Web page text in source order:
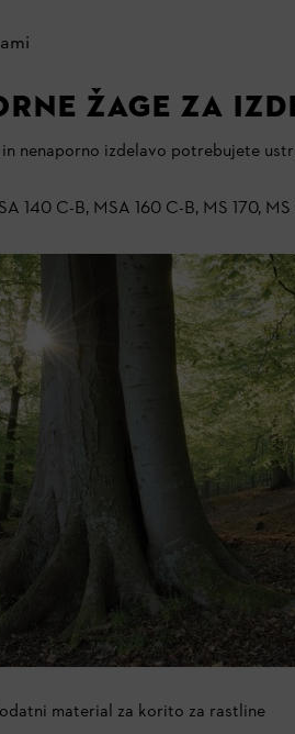
žage za
in nenaporno izdelavo potrebujete
140 C-B, MSA 160 C-B, MS 170, MS
material za korito za rastline